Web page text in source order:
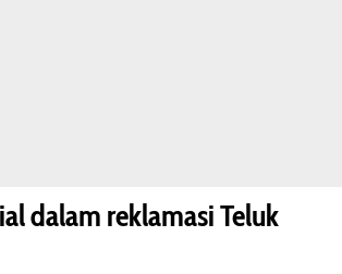
dalam reklamasi Teluk